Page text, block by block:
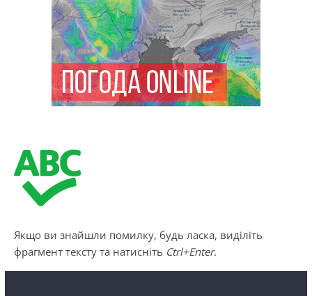
Якщо ви знайшли помилку, будь ласка, виділіть
фрагмент тексту та натисніть Ctrl+Enter.